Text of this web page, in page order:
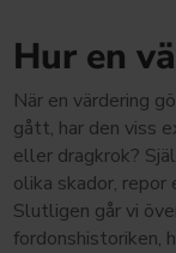
Hur en
När en värdering
gått, har den viss
eller dragkrok?
olika skador,
Slutligen går vi
fordonshistoriken,